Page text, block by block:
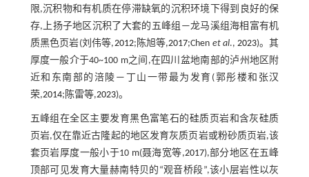
限,沉积物和有机质在停滞缺氧的沉积环境下得到良好的保
存,上扬子地区沉积了大套的五峰组—龙马溪组海相富有机
质黑色页岩(刘伟等,2012;陈旭等,2017;Chen et al., 2023)。其
厚度一般介于40~100 m之间,在四川盆地南部的泸州地区附
近和东南部的涪陵—丁山一带最为发育(郭彤楼和张汉
荣,2014;陈雷等,2023)。
五峰组在全区主要发育黑色富笔石的硅质页岩和含灰硅质
页岩,仅在靠近古隆起的地区发育灰质页岩或粉砂质页岩,该
套页岩厚度一般小于10 m(聂海宽等,2017),部分地区在五峰
顶部可见发育大量赫南特贝的“观音桥段”,该小层岩性以灰